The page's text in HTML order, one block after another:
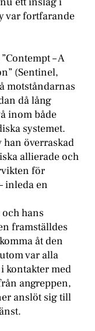
var fortfarande
– A
(Sentinel,
motståndarnas
då lång
inom både
systemet.
överraskad
allierade och
för
inleda en
hans
framställdes
åt den
var alla
kontakter med
angreppen,
anslöt sig till